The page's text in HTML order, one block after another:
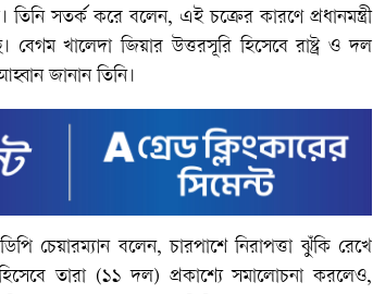
সতর্ক করে বলেন, এই চক্রের কারণে প্রধানমন্ত্রী
বেগম খালেদা জিয়ার উত্তরসূরি হিসেবে রাষ্ট্র ও দল
জানান তিনি।
চেয়ারম্যান বলেন, চারপাশে নিরাপত্তা ঝুঁকি রেখে
তারা (১১ দল) প্রকাশ্যে সমালোচনা করলেও,